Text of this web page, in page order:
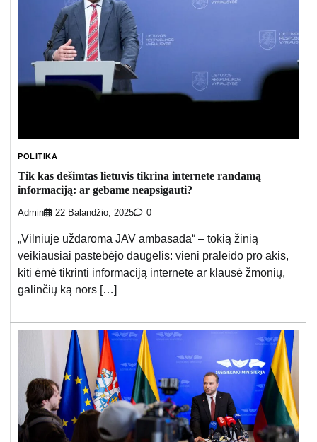
POLITIKA
Tik kas dešimtas lietuvis tikrina internete randamą
informaciją: ar gebame neapsigauti?
Admin 22 Balandžio, 2025 0
„Vilniuje uždaroma JAV ambasada“ – tokią žinią
veikiausiai pastebėjo daugelis: vieni praleido pro akis,
kiti ėmė tikrinti informaciją internete ar klausė žmonių,
galinčių ką nors […]